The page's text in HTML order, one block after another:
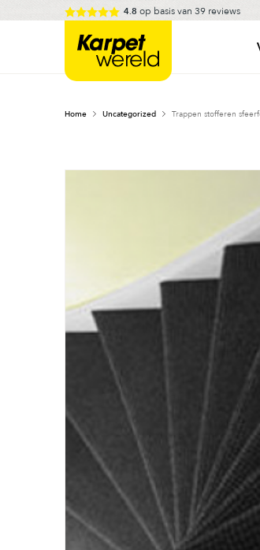
to
4.8 op basis van 39 reviews
Karpetwereld
Home Uncategorized Trappen stofferen